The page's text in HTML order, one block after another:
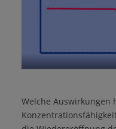
Welche Auswirkungen